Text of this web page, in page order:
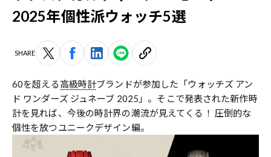
2025年個性派ウォッチ5選
SHARE
60を超える高級時計ブランドが参加した「ウォッチズ アン
ド ワンダーズ ジュネーブ 2025」。そこで発表された新作時
計を見れば、今後の時計界の潮流が見えてくる！ 圧倒的な
個性を放つユニークデザイン編。